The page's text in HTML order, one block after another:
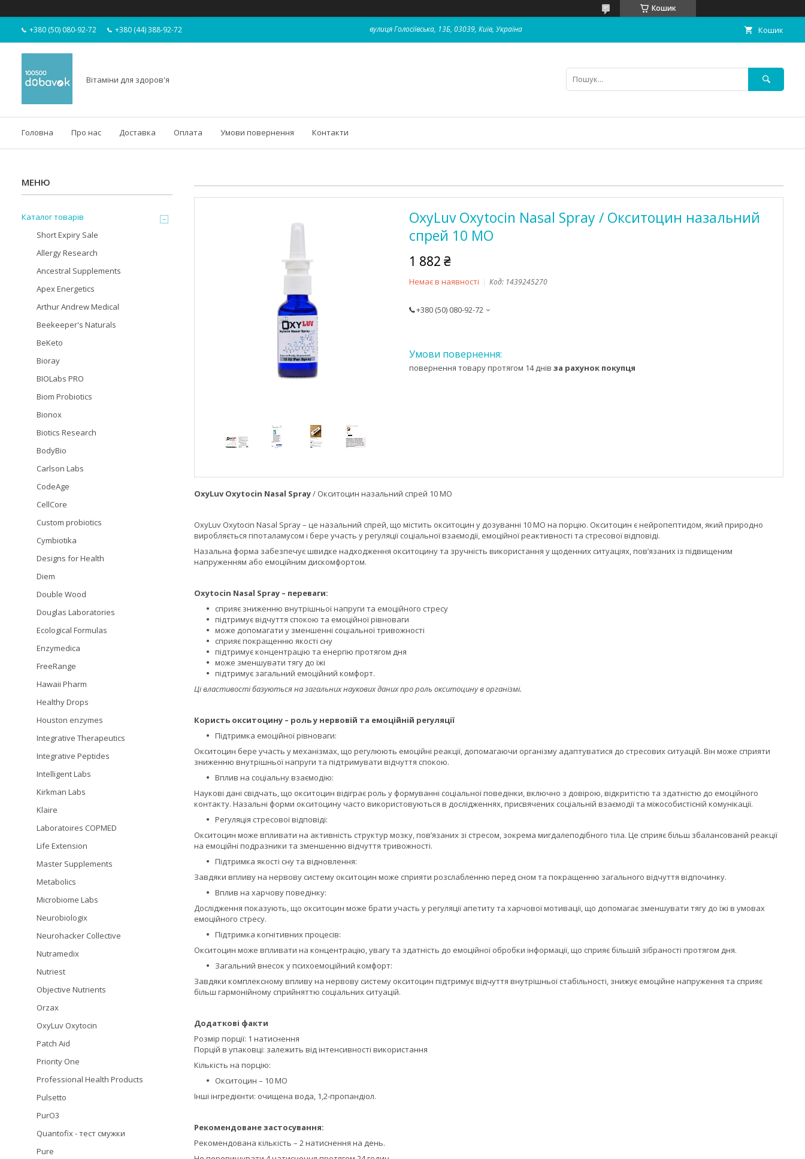
Кошик
+380 (50) 080-92-72 +380 (44) 388-92-72 вулиця Голосіївська, 13Б, 03039, Київ, Україна Кошик
Вітаміни для здоров'я
Головна Про нас Доставка Оплата Умови повернення Контакти
OxyLuv Oxytocin Nasal Spray / Окситоцин назальний
спрей 10 МО
1 882 ₴
Немає в наявності Код: 1439245270
+380 (50) 080-92-72
повернення товару протягом 14 днів за рахунок покупця
OxyLuv Oxytocin Nasal Spray/ Окситоцин назальний спрей 10 МО
OxyLuv Oxytocin Nasal Spray – це назальний спрей, що містить окситоцин у дозуванні 10 МО на порцію. Окситоцин є нейропептидом, який природно
виробляється гіпоталамусом і бере участь у регуляції соціальної взаємодії, емоційної реактивності та стресової відповіді.
Назальна форма забезпечує швидке надходження окситоцину та зручність використання у щоденних ситуаціях, пов’язаних із підвищеним
напруженням або емоційним дискомфортом.
Oxytocin Nasal Spray – переваги:
сприяє зниженню внутрішньої напруги та емоційного стресу
підтримує відчуття спокою та емоційної рівноваги
може допомагати у зменшенні соціальної тривожності
сприяє покращенню якості сну
підтримує концентрацію та енергію протягом дня
може зменшувати тягу до їжі
підтримує загальний емоційний комфорт.
Ці властивості базуються на загальних наукових даних про роль окситоцину в організмі.
Користь окситоцину – роль у нервовій та емоційній регуляції
Підтримка емоційної рівноваги:
Окситоцин бере участь у механізмах, що регулюють емоційні реакції, допомагаючи організму адаптуватися до стресових ситуацій. Він може сприяти
зниженню внутрішньої напруги та підтримувати відчуття спокою.
Вплив на соціальну взаємодію:
Наукові дані свідчать, що окситоцин відіграє роль у формуванні соціальної поведінки, включно з довірою, відкритістю та здатністю до емоційного
контакту. Назальні форми окситоцину часто використовуються в дослідженнях, присвячених соціальній взаємодії та міжособистісній комунікації.
Регуляція стресової відповіді:
Окситоцин може впливати на активність структур мозку, пов’язаних зі стресом, зокрема мигдалеподібного тіла. Це сприяє більш збалансованій реакції
на емоційні подразники та зменшенню відчуття тривожності.
Підтримка якості сну та відновлення:
Завдяки впливу на нервову систему окситоцин може сприяти розслабленню перед сном та покращенню загального відчуття відпочинку.
Вплив на харчову поведінку:
Дослідження показують, що окситоцин може брати участь у регуляції апетиту та харчової мотивації, що допомагає зменшувати тягу до їжі в умовах
емоційного стресу.
Підтримка когнітивних процесів:
Окситоцин може впливати на концентрацію, увагу та здатність до емоційної обробки інформації, що сприяє більшій зібраності протягом дня.
Загальний внесок у психоемоційний комфорт:
Завдяки комплексному впливу на нервову систему окситоцин підтримує відчуття внутрішньої стабільності, знижує емоційне напруження та сприяє
більш гармонійному сприйняттю соціальних ситуацій.
Додаткові факти
Розмір порції: 1 натиснення
Порцій в упаковці: залежить від інтенсивності використання
Кількість на порцію:
Окситоцин – 10 МО
Інші інгредієнти: очищена вода, 1,2-пропандіол.
Рекомендоване застосування:
Рекомендована кількість – 2 натиснення на день.
Каталог товарів
Short Expiry Sale
Allergy Research
Ancestral Supplements
Apex Energetics
Arthur Andrew Medical
Beekeeper's Naturals
BeKeto
Bioray
BIOLabs PRO
Biom Probiotics
Bionox
Biotics Research
BodyBio
Carlson Labs
CodeAge
CellCore
Custom probiotics
Cymbiotika
Designs for Health
Diem
Double Wood
Douglas Laboratories
Ecological Formulas
Enzymedica
FreeRange
Hawaii Pharm
Healthy Drops
Houston enzymes
Integrative Therapeutics
Integrative Peptides
Intelligent Labs
Kirkman Labs
Klaire
Laboratoires COPMED
Life Extension
Master Supplements
Metabolics
Microbiome Labs
Neurobiologix
Neurohacker Collective
Nutramedix
Nutriest
Objective Nutrients
Orzax
OxyLuv Oxytocin
Patch Aid
Priority One
Professional Health Products
Pulsetto
PurO3
Quantofix - тест смужки
Pure